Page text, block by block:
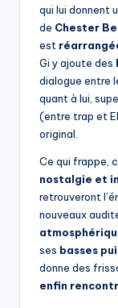
qui lui donnent
de Chester
est
Gi y ajoute des
dialogue entre
quant à lui,
(entre trap et
original.
Ce qui frappe,
nostalgie et
retrouveront
nouveaux
ses basses
donne des
enfin